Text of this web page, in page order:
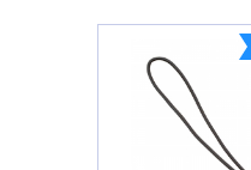
14
Doplňky k batohům